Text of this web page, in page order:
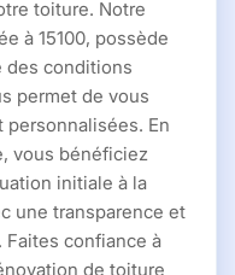
toiture. Notre
à 15100, possède
des conditions
permet de vous
En
vous bénéficiez
initiale à la
une transparence et
confiance à
de toiture